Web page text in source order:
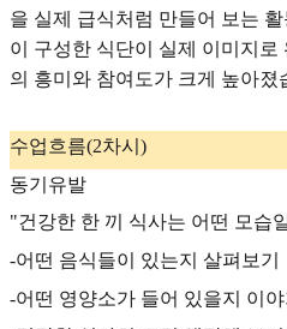
을 실제 급식처럼 만들어 보는
이 구성한 식단이 실제 이미지
의 흥미와 참여도가 크게 높아졌
수업흐름(2차시)
동기유발
"건강한 한 끼 식사는 어떤 모습
-어떤 음식들이 있는지 살펴보기
-어떤 영양소가 들어 있을지 이야